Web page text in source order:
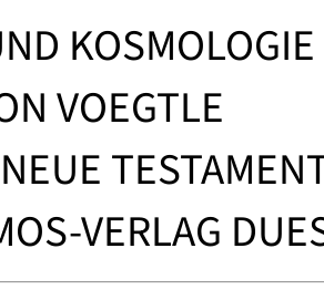
KOSMOLOGIE
VOEGTLE
VERLAG